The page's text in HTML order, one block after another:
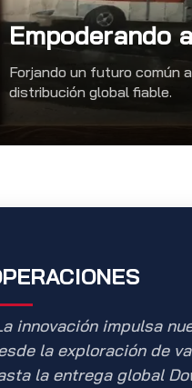
Empoderando
Forjando un futuro común
distribución global fiable.
innovación impulsa
la exploración de
la entrega global